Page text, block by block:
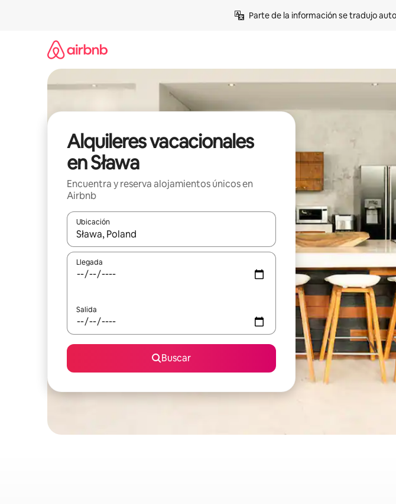
Parte de la información se tradujo
Alquileres vacacionales
en Sława
Encuentra y reserva alojamientos únicos en
Airbnb
Ubicación
Cuando los resultados estén disponibles, navega con las teclas de flecha hacia
Llegada
Salida
Buscar